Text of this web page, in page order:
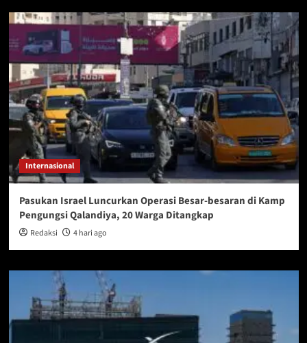
Internasional
Pasukan Israel Luncurkan Operasi Besar-besaran di Kamp
Pengungsi Qalandiya, 20 Warga Ditangkap
Redaksi 4 hari ago